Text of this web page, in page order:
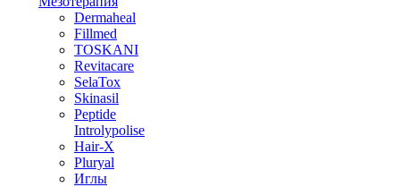
Dermaheal
Fillmed
TOSKANI
Revitacare
SelaTox
Skinasil
Peptide
Introlypolise
Hair-X
Pluryal
Иглы